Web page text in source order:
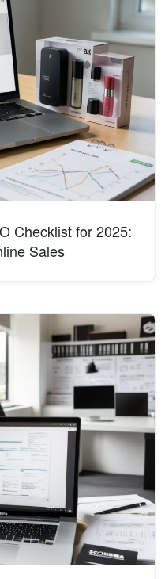
Checklist for 2025:
Sales